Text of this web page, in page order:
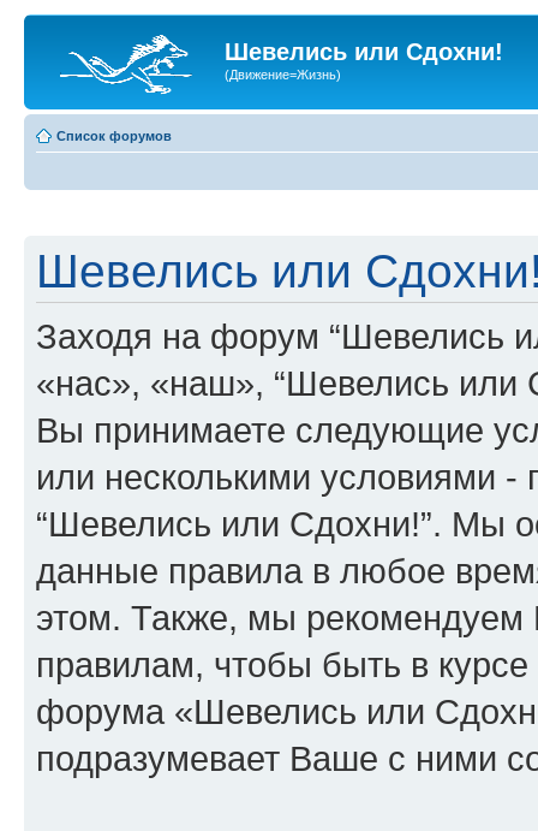
Шевелись или Сдохни!
(Движение=Жизнь)
Список форумов
Шевелись или
Заходя на форум “Шевелись
«нас», «наш», “Шевелись или
Вы принимаете следующие
или несколькими условиями
“Шевелись или Сдохни!”. Мы
данные правила в любое
этом. Также, мы рекомендуем
правилам, чтобы быть в
форума «Шевелись или
подразумевает Ваше с ними